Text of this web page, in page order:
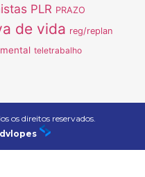
PLR PRAZO
de vida reg/replan
teletrabalho
os direitos reservados.
dvlopes